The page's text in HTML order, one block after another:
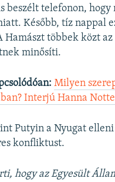
beszélt telefonon,
Később, tíz nappal
Hamászt többek közt
minősíti.
Milyen
Interjú Hanna
Putyin a Nyugat
konfliktust.
hogy az Egyesült